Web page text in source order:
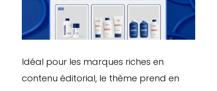
Idéal pour les marques riches en
contenu éditorial, le thème prend en